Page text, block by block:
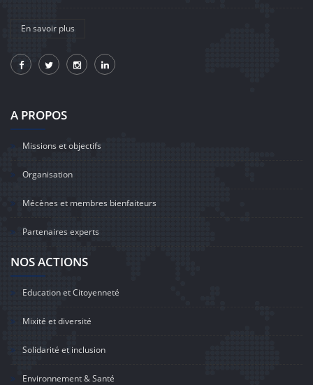
En savoir plus
A PROPOS
Missions et objectifs
Organisation
Mécènes et membres bienfaiteurs
Partenaires experts
NOS ACTIONS
Education et Citoyenneté
Mixité et diversité
Solidarité et inclusion
Environnement & Santé